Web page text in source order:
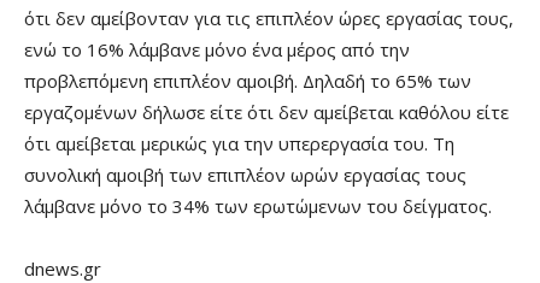
ότι δεν αμείβονταν για τις επιπλέον ώρες εργασίας τους,
ενώ το 16% λάμβανε μόνο ένα μέρος από την
προβλεπόμενη επιπλέον αμοιβή. Δηλαδή το 65% των
εργαζομένων δήλωσε είτε ότι δεν αμείβεται καθόλου είτε
ότι αμείβεται μερικώς για την υπερεργασία του. Τη
συνολική αμοιβή των επιπλέον ωρών εργασίας τους
λάμβανε μόνο το 34% των ερωτώμενων του δείγματος.
dnews.gr